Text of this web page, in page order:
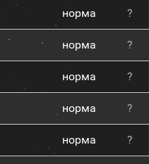
норма ?
норма ?
норма ?
норма ?
норма ?